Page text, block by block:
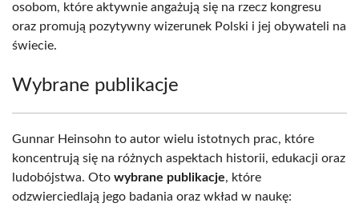
osobom, które aktywnie angażują się na rzecz kongresu
oraz promują pozytywny wizerunek Polski i jej obywateli na
świecie.
Wybrane publikacje
Gunnar Heinsohn to autor wielu istotnych prac, które
koncentrują się na różnych aspektach historii, edukacji oraz
ludobójstwa. Oto wybrane publikacje, które
odzwierciedlają jego badania oraz wkład w naukę: